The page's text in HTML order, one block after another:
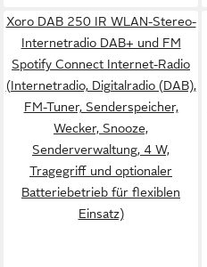
Xoro DAB 250 IR WLAN-Stereo-
Internetradio DAB+ und FM
Spotify Connect Internet-Radio
(Internetradio, Digitalradio (DAB),
FM-Tuner, Senderspeicher,
Wecker, Snooze,
Senderverwaltung, 4 W,
Tragegriff und optionaler
Batteriebetrieb für flexiblen
Einsatz)